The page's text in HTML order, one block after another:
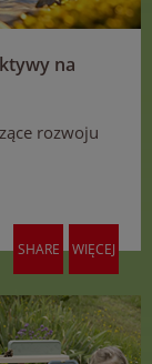
na
rozwoju
SHARE WIĘCEJ